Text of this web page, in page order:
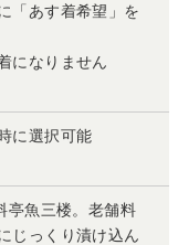
「あす着希望」を
になりません
時に選択可能
亭魚三楼。老舗料
じっくり漬け込ん